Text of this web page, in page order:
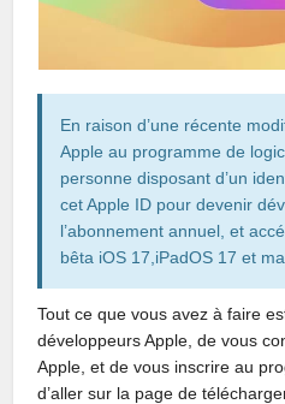
En raison d’une récente
Apple au programme de
personne disposant d’un
cet Apple ID pour devenir
l’abonnement annuel, et
bêta iOS 17,iPadOS 17 et
Tout ce que vous avez à faire
développeurs Apple, de vous
Apple, et de vous inscrire au
d’aller sur la page de